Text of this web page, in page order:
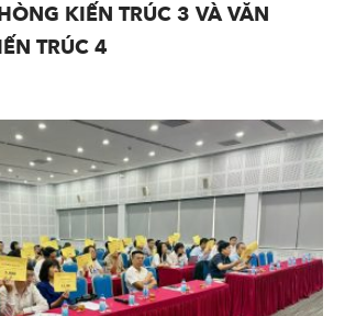
KIẾN TRÚC 3 VÀ VĂN
TRÚC 4